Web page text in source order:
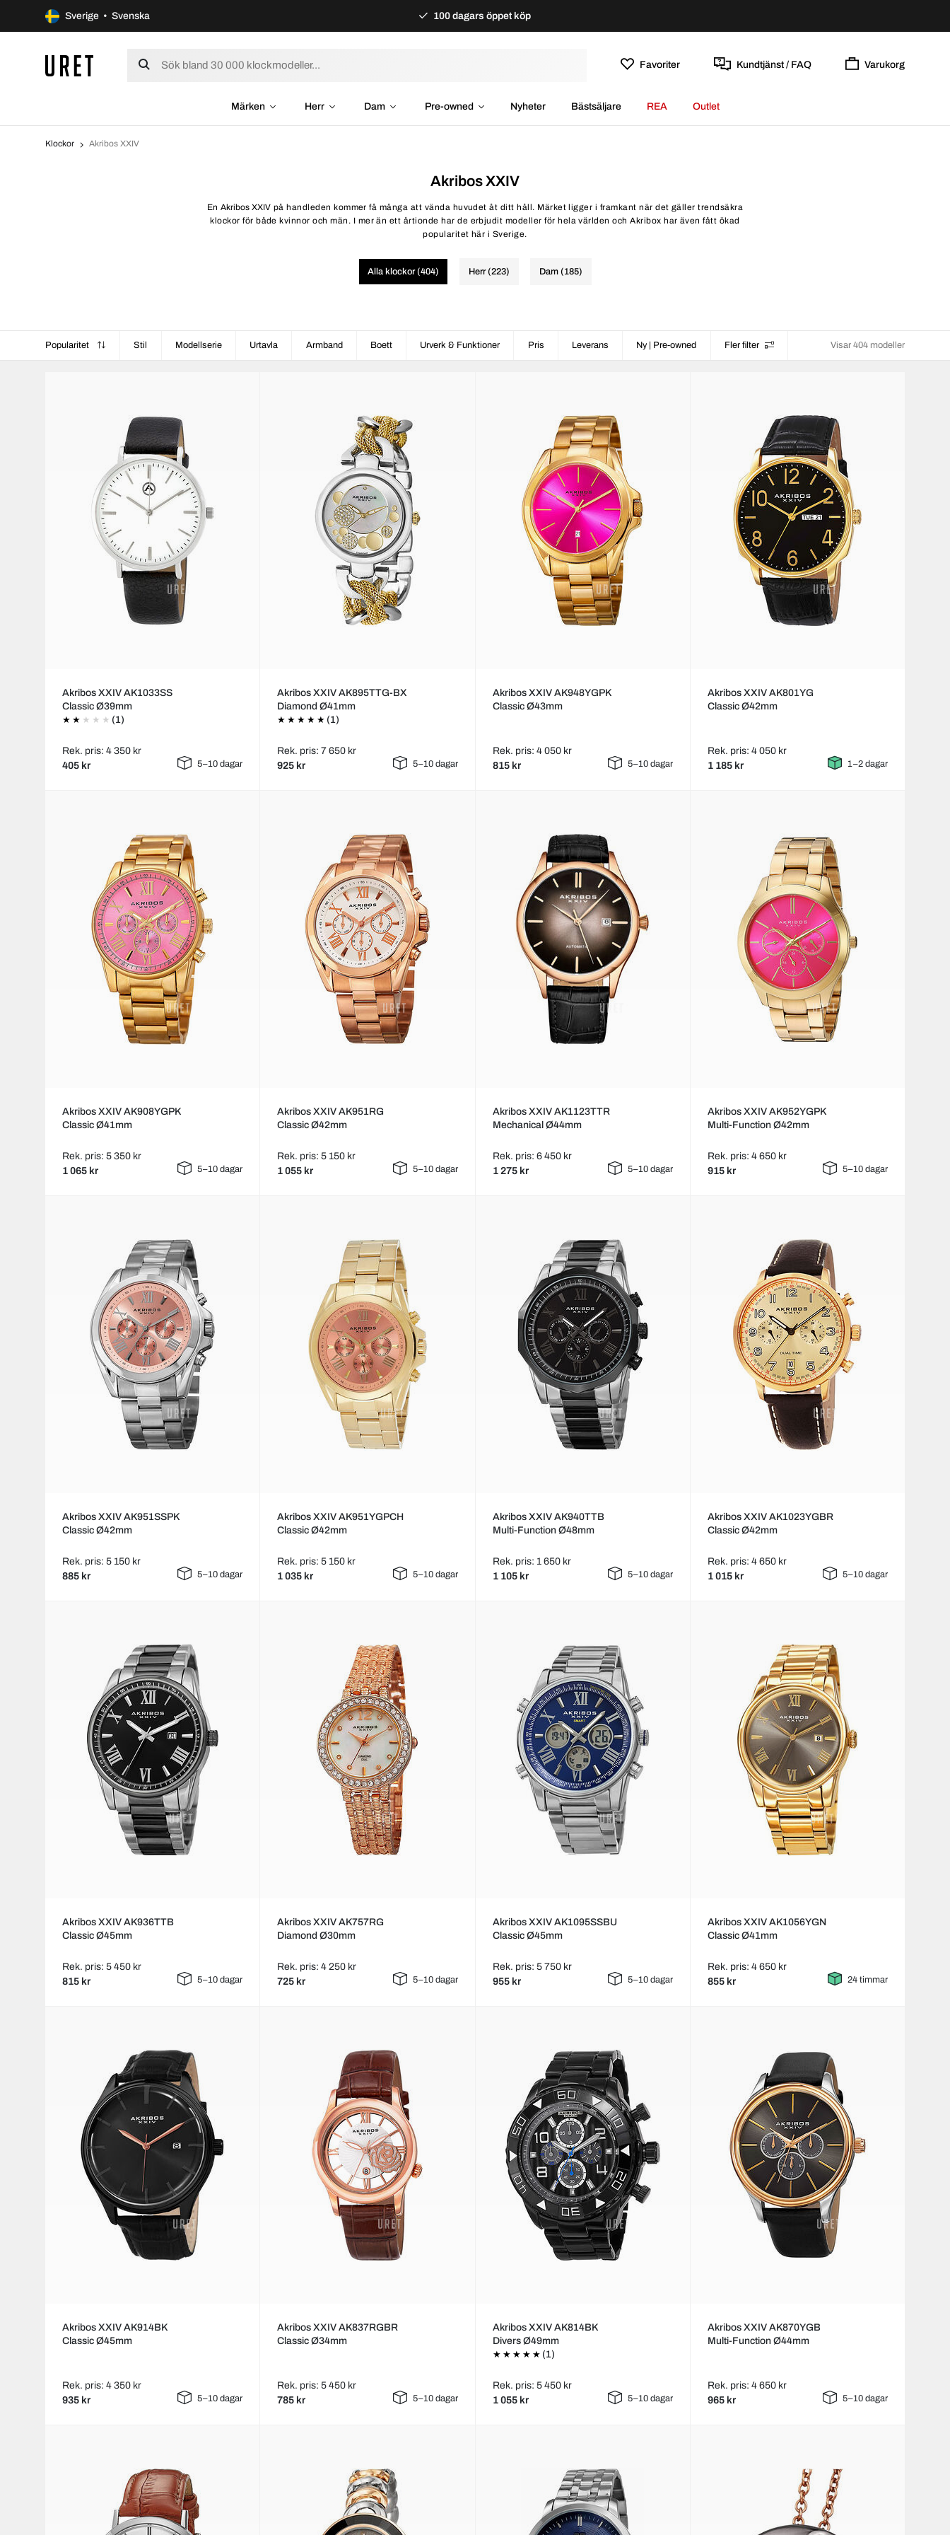
Sverige • Svenska 100 dagars öppet köp
Favoriter Kundtjänst / FAQ Varukorg
Märken Herr Dam Pre-owned Nyheter Bästsäljare REA Outlet
Klockor Akribos XXIV
Akribos XXIV
EnAkribos XXIV på handleden kommer få många att vända huvudet åt ditt håll. Märket ligger i framkant när det gäller trendsäkra
klockor för både kvinnor och män. I mer än ett årtionde har de erbjudit modeller för hela världen och Akribox har även fått ökad
popularitet här i Sverige.
Alla klockor (404) Herr (223) Dam (185)
Popularitet Stil Modellserie Urtavla Armband Boett Urverk & Funktioner Pris Leverans Ny | Pre-owned Fler filter Visar 404 modeller
Akribos XXIV AK1033SS
Classic Ø39mm
(1)
Rek. pris: 4 350 kr
405 kr 5–10 dagar
Akribos XXIV AK895TTG-BX
Diamond Ø41mm
(1)
Rek. pris: 7 650 kr
925 kr 5–10 dagar
Akribos XXIV AK948YGPK
Classic Ø43mm
Rek. pris: 4 050 kr
815 kr 5–10 dagar
Akribos XXIV AK801YG
Classic Ø42mm
Rek. pris: 4 050 kr
1 185 kr 1–2 dagar
Akribos XXIV AK908YGPK
Classic Ø41mm
Rek. pris: 5 350 kr
1 065 kr 5–10 dagar
Akribos XXIV AK951RG
Classic Ø42mm
Rek. pris: 5 150 kr
1 055 kr 5–10 dagar
Akribos XXIV AK1123TTR
Mechanical Ø44mm
Rek. pris: 6 450 kr
1 275 kr 5–10 dagar
Akribos XXIV AK952YGPK
Multi-Function Ø42mm
Rek. pris: 4 650 kr
915 kr 5–10 dagar
Akribos XXIV AK951SSPK
Classic Ø42mm
Rek. pris: 5 150 kr
885 kr 5–10 dagar
Akribos XXIV AK951YGPCH
Classic Ø42mm
Rek. pris: 5 150 kr
1 035 kr 5–10 dagar
Akribos XXIV AK940TTB
Multi-Function Ø48mm
Rek. pris: 1 650 kr
1 105 kr 5–10 dagar
Akribos XXIV AK1023YGBR
Classic Ø42mm
Rek. pris: 4 650 kr
1 015 kr 5–10 dagar
Akribos XXIV AK936TTB
Classic Ø45mm
Rek. pris: 5 450 kr
815 kr 5–10 dagar
Akribos XXIV AK757RG
Diamond Ø30mm
Rek. pris: 4 250 kr
725 kr 5–10 dagar
Akribos XXIV AK1095SSBU
Classic Ø45mm
Rek. pris: 5 750 kr
955 kr 5–10 dagar
Akribos XXIV AK1056YGN
Classic Ø41mm
Rek. pris: 4 650 kr
855 kr 24 timmar
Akribos XXIV AK914BK
Classic Ø45mm
Rek. pris: 4 350 kr
935 kr 5–10 dagar
Akribos XXIV AK837RGBR
Classic Ø34mm
Rek. pris: 5 450 kr
785 kr 5–10 dagar
Akribos XXIV AK814BK
Divers Ø49mm
(1)
Rek. pris: 5 450 kr
1 055 kr 5–10 dagar
Akribos XXIV AK870YGB
Multi-Function Ø44mm
Rek. pris: 4 650 kr
965 kr 5–10 dagar